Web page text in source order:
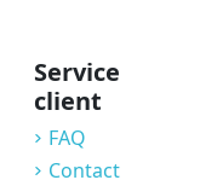
Service
client
FAQ
Contact